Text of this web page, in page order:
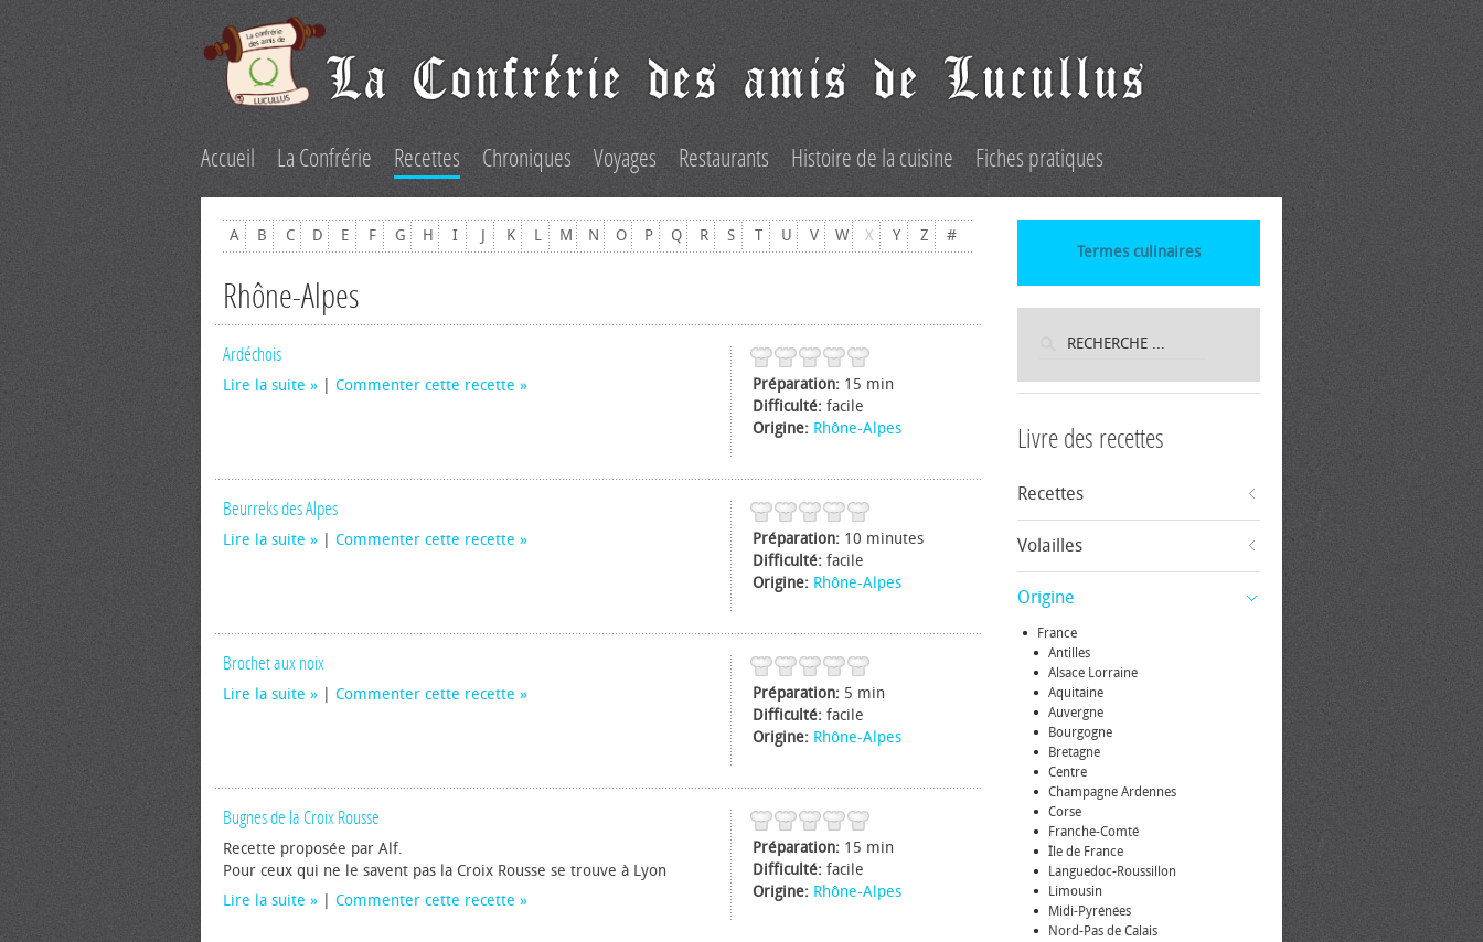
Accueil La Confrérie Recettes Chroniques Voyages Restaurants Histoire de la cuisine Fiches pratiques
A B C D E F G H I J K L M N O P Q R S T U V W X Y Z #
Rhône-Alpes
Préparation: 15 min
Difficulté: facile
Origine: Rhône-Alpes
Ardéchois
Lire la suite Commenter cette recette
Préparation: 10 minutes
Difficulté: facile
Origine: Rhône-Alpes
Beurreks des Alpes
Lire la suite Commenter cette recette
Préparation: 5 min
Difficulté: facile
Origine: Rhône-Alpes
Brochet aux noix
Lire la suite Commenter cette recette
Préparation: 15 min
Difficulté: facile
Origine: Rhône-Alpes
Bugnes de la Croix Rousse
Recette proposée par Alf.
Pour ceux qui ne le savent pas la Croix Rousse se trouve à Lyon
Lire la suite
Commenter cette recette
Termes culinaires
Livre des recettes
Recettes
Volailles
Origine
France
Antilles
Alsace Lorraine
Aquitaine
Auvergne
Bourgogne
Bretagne
Centre
Champagne Ardennes
Corse
Franche-Comté
Île de France
Languedoc-Roussillon
Limousin
Midi-Pyrénées
Nord-Pas de Calais